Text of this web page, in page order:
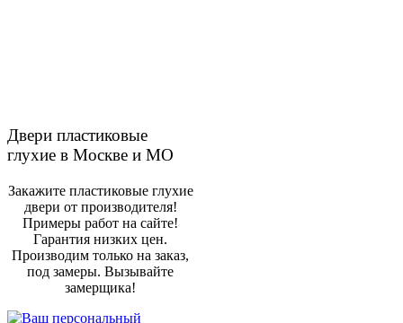
Двери пластиковые
глухие в Москве и МО
Закажите пластиковые глухие
двери от производителя!
Примеры работ на сайте!
Гарантия низких цен.
Производим только на заказ,
под замеры. Вызывайте
замерщика!